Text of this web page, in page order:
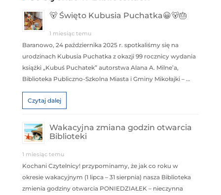
🐻 Święto Kubusia Puchatka😀🐻🎂
1 miesiąc temu
Baranowo, 24 października 2025 r. spotkaliśmy się na
urodzinach Kubusia Puchatka z okazji 99 rocznicy wydania
książki „Kubuś Puchatek” autorstwa Alana A. Milne’a,
Biblioteka Publiczno-Szkolna Miasta i Gminy Mikołajki – …
Czytaj dalej
Wakacyjna zmiana godzin otwarcia
Biblioteki
1 miesiąc temu
Kochani Czytelnicy! przypominamy, że jak co roku w
okresie wakacyjnym (1 lipca – 31 sierpnia) nasza Biblioteka
zmienia godziny otwarcia PONIEDZIAŁEK – nieczynna